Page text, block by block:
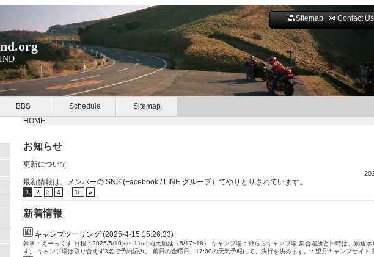
Sitemap Contact Us
BBS Schedule Sitemap
HOME
お知らせ
更新について
最新情報は、メンバーの SNS (Facebook / LINE グループ）でやりとりされています。
1 2 3 4 ... 18 »
新着情報
キャンプツーリング (2025-4-15 15:26:33)
幹事：えーっくす 日程：2025/5/10㈯～11㈰ 雨天順延（5/17~18） キャンプ場：野ららキャンプ場 集合場所と日時は、別途示
す。 キャンプ場は取り合えず3名で予約済み。 前日の金曜日、17:00の天気予報にて、決行を決めます。 : 望月キャンプサイト